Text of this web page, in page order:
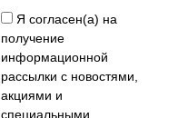
Я согласен(а) на
получение
информационной
рассылки с новостями,
акциями и
специальными